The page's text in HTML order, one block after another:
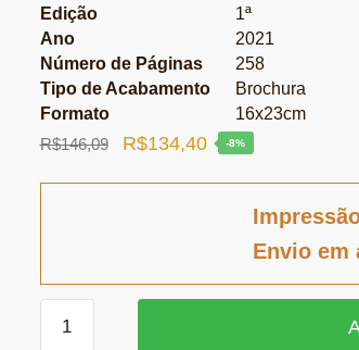
Edição
1ª
Ano
2021
Número de Páginas
258
Tipo de Acabamento
Brochura
Formato
16x23cm
R$146,09
O
R$134,40O
-8%
Envio em
movimento